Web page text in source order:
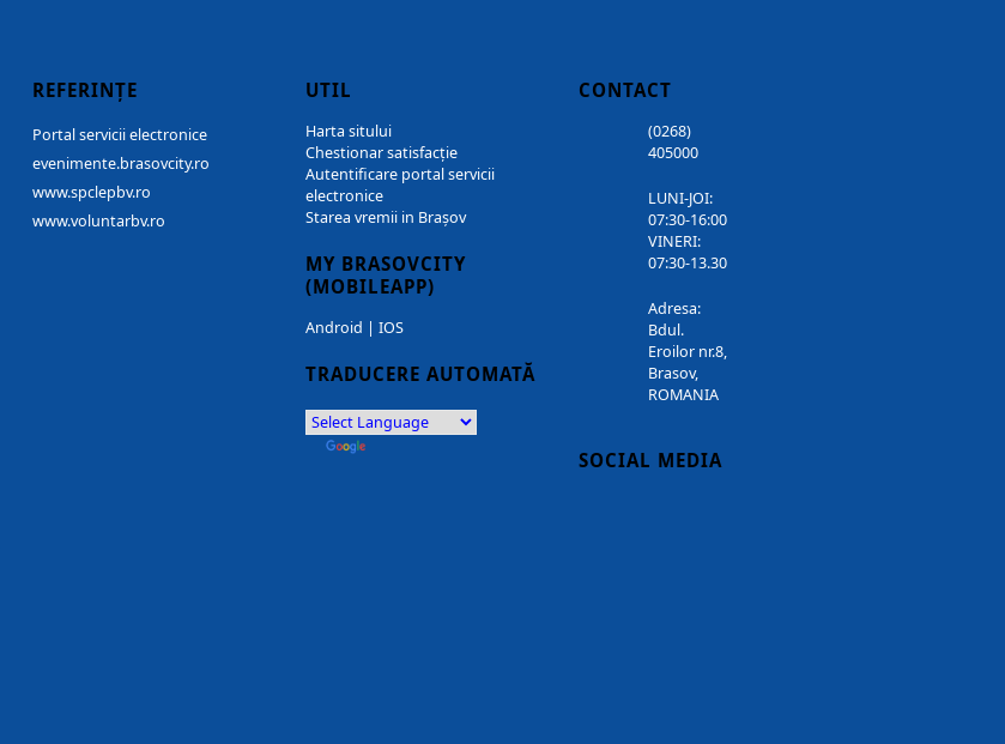
REFERINȚE
Portal servicii electronice
evenimente.brasovcity.ro
www.spclepbv.ro
www.voluntarbv.ro
UTIL
Harta sitului
Chestionar satisfacție
Autentificare portal servicii
electronice
Starea vremii in Brașov
MY BRASOVCITY
(MOBILEAPP)
Android | IOS
TRADUCERE AUTOMATĂ
CONTACT
(0268)
405000
LUNI-JOI:
07:30-16:00
VINERI:
07:30-13.30
Adresa:
Bdul.
Eroilor nr.8,
Brasov,
ROMANIA
SOCIAL MEDIA